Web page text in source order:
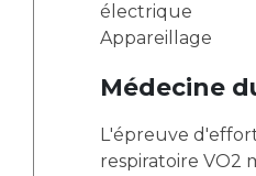
électrique
Appareillage
Médecine
L'épreuve
respiratoire VO2